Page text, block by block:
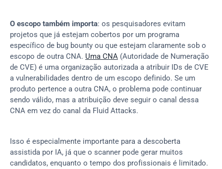
O escopo também importa: os pesquisadores evitam
projetos que já estejam cobertos por um programa
específico de bug bounty ou que estejam claramente sob o
escopo de outra CNA. Uma CNA (Autoridade de Numeração
de CVE) é uma organização autorizada a atribuir IDs de CVE
a vulnerabilidades dentro de um escopo definido. Se um
produto pertence a outra CNA, o problema pode continuar
sendo válido, mas a atribuição deve seguir o canal dessa
CNA em vez do canal da Fluid Attacks.
Isso é especialmente importante para a descoberta
assistida por IA, já que o scanner pode gerar muitos
candidatos, enquanto o tempo dos profissionais é limitado.